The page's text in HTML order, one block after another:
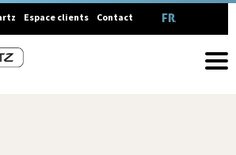
Espace clients Contact FRANÇAIS